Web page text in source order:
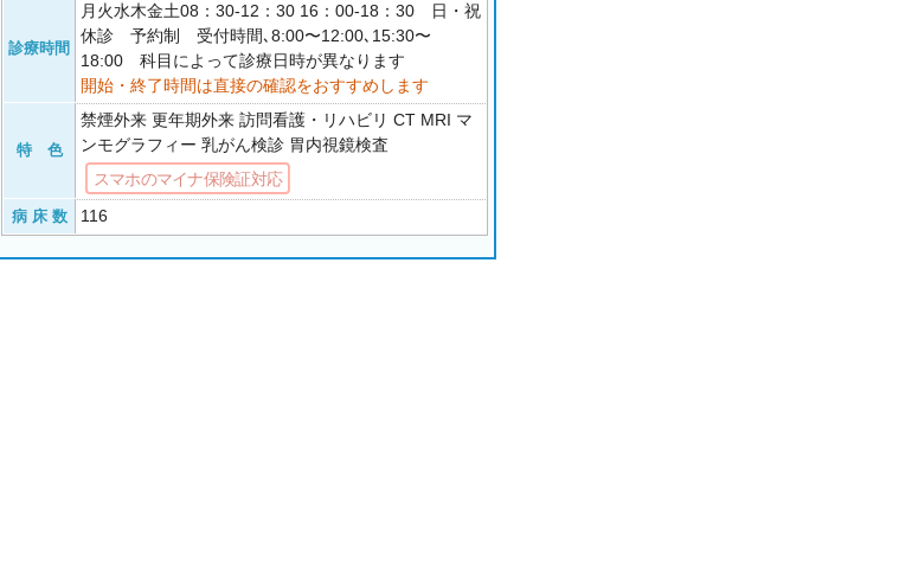
診療時間
月火水木金土08：30-12：30 16：00-18：30 日・祝
休診 予約制 受付時間､8:00〜12:00､15:30〜
18:00 科目によって診療日時が異なります
開始・終了時間は直接の確認をおすすめします
特 色
禁煙外来 更年期外来 訪問看護・リハビリ CT MRI マ
ンモグラフィー 乳がん検診 胃内視鏡検査
スマホのマイナ保険証対応
病 床 数 116